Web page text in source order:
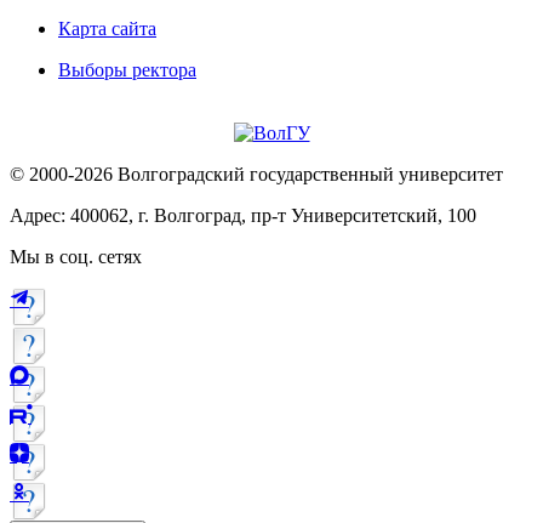
Карта сайта
Выборы ректора
© 2000-2026 Волгоградский государственный университет
Адрес: 400062, г. Волгоград, пр-т Университетский, 100
Мы в соц. сетях